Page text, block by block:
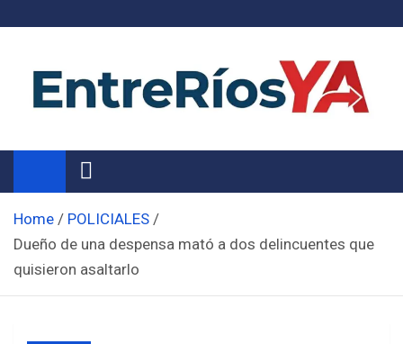
Noticias de Entre Ríos
Información de toda la provincia ahora
Home
POLICIALES
Dueño de una despensa mató a dos delincuentes que
quisieron asaltarlo